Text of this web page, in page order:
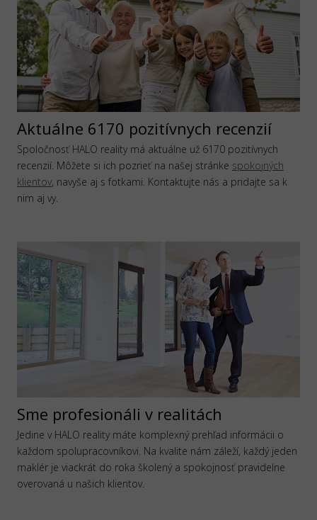
Aktuálne 6170 pozitívnych recenzií
Spoločnosť HALO reality má aktuálne už 6170 pozitívnych
recenzií. Môžete si ich pozrieť na našej stránke spokojných
klientov, navyše aj s fotkami. Kontaktujte nás a pridajte sa k
nim aj vy.
Sme profesionáli v realitách
Jedine v HALO reality máte komplexný prehľad informácii o
každom spolupracovníkovi. Na kvalite nám záleží, každý jeden
maklér je viackrát do roka školený a spokojnosť pravidelne
overovaná u našich klientov.